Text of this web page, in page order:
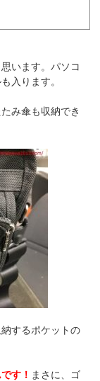
います。パソコ
入ります。
み傘も収納でき
するポケットの
す！ まさに、ゴ